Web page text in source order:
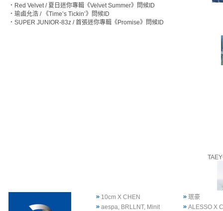
‧ Red Velvet / 夏日迷你專輯《Velvet Summer》問候ID
‧ 瑜鹵允浩 / 《Time’s Tickin’》問候ID
‧ SUPER JUNIOR-83z / 首張迷你專輯《Promise》問候ID
10cm X CHEN
珉豪
aespa, BRLLNT, Minit
ALESSO X